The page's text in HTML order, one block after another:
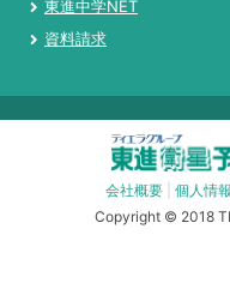
東進中学NET
資料請求
会社概要 個人情
Copyright © 2018